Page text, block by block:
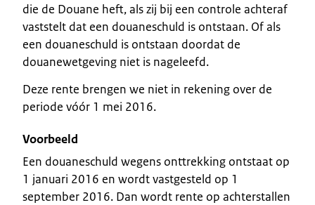
die de Douane heft, als zij bij een controle achteraf
vaststelt dat een douaneschuld is ontstaan. Of als
een douaneschuld is ontstaan doordat de
douanewetgeving niet is nageleefd.
Deze rente brengen we niet in rekening over de
periode vóór 1 mei 2016.
Voorbeeld
Een douaneschuld wegens onttrekking ontstaat op
1 januari 2016 en wordt vastgesteld op 1
september 2016. Dan wordt rente op achterstallen